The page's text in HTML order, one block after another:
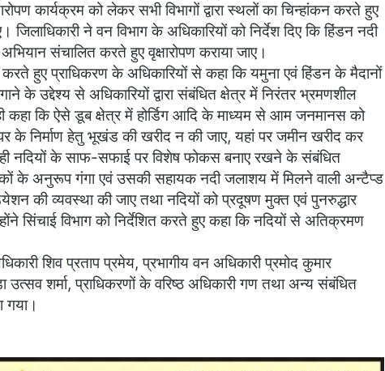
कार्यक्रम को लेकर सभी विभागों द्वारा स्थलों का चिन्हांकन करते हुए
ने वन विभाग के अधिकारियों को निर्देश दिए कि हिंडन नदी
संचालित करते हुए वृक्षारोपण कराया जाए।
करते हुए प्राधिकरण के अधिकारियों से कहा कि यमुना एवं हिंडन के मैदानों
के उद्देश्य से अधिकारियों द्वारा संबंधित क्षेत्र में निरंतर भ्रमणशील
कहा कि ऐसे डूब क्षेत्र में होर्डिग आदि के माध्यम से आम जनमानस को
के निर्माण हेतु भूखंड की खरीद न की जाए, यहां पर जमीन खरीद कर
नदियों के साफ-सफाई पर विशेष फोकस बनाए रखने के संबंधित
के अनुरूप गंगा एवं उसकी सहायक नदी जलाशय में मिलने वाली अन्टैप्ड
की व्यवस्था की जाए तथा नदियों को प्रदूषण मुक्त एवं पुनरुद्धार
सिंचाई विभाग को निर्देशित करते हुए कहा कि नदियों से अतिक्रमण
शिव प्रताप प्रमेय, प्रभागीय वन अधिकारी प्रमोद कुमार
उत्सव शर्मा, प्राधिकरणों के वरिष्ठ अधिकारी गण तथा अन्य संबंधित
गया।